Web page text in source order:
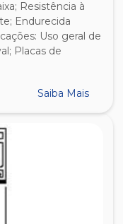
Resistência à
Endurecida
Uso geral de
Placas de
Saiba Mais